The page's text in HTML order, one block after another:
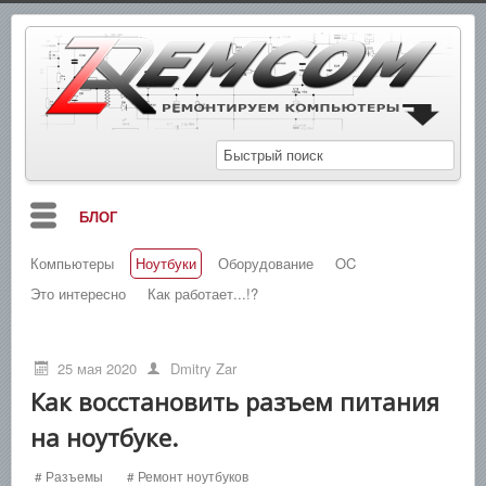
БЛОГ
МАНУАЛЫ
СХЕМЫ
ЗАМЕТКИ
НОВОСТИ
ПОИСК
Компьютеры Ноутбуки Оборудование
OC
Это интересно
Как работает...!?
25 мая 2020 Dmitry Zar
Как восстановить разъем питания
на ноутбуке.
# Разъемы # Ремонт ноутбуков